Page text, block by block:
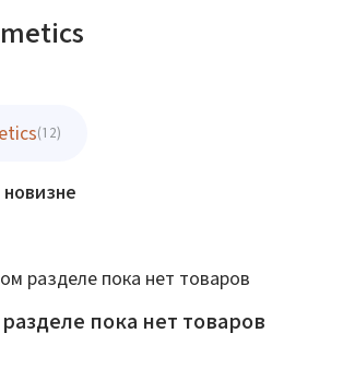
(12)
новизне
пока нет товаров